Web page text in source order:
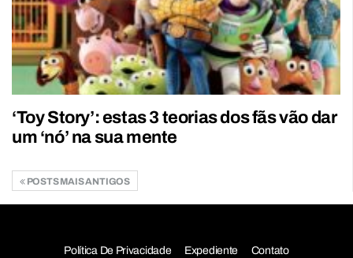
‘Toy Story’: estas 3 teorias dos fãs vão dar
um ‘nó’ na sua mente
POSTS MAIS ANTIGOS
Política De Privacidade Expediente Contato